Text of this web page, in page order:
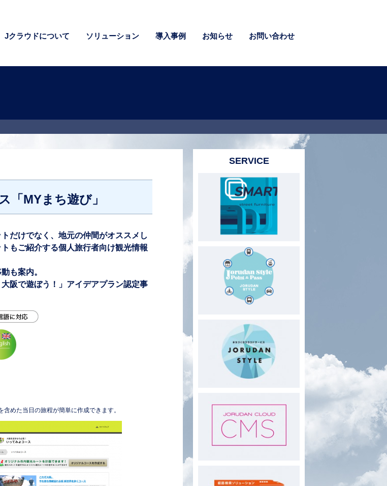
Jクラウドについて ソリューション 導入事例 お知らせ お問い合わせ
元の仲間がオススメしたい多様なスポットもご紹介する個人旅行者向け観光情報サイト。 電車・バスで
の移動も案内。 「大阪へ行こう！大阪で遊ぼう！」アイデ […]
「MYまち遊び」
だけでなく、地元の仲間がオススメし
もご紹介する個人旅行者向け観光情報
も案内。
大阪で遊ぼう！」アイデアプラン認定事
めた当日の旅程が簡単に作成できます。
SERVICE